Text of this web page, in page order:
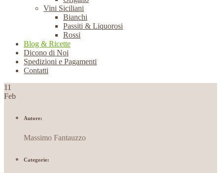
Vini Siciliani
Bianchi
Passiti & Liquorosi
Rossi
Blog & Ricette
Dicono di Noi
Spedizioni e Pagamenti
Contatti
11
Feb
Autore:
Massimo Fantauzzo
Categorie: